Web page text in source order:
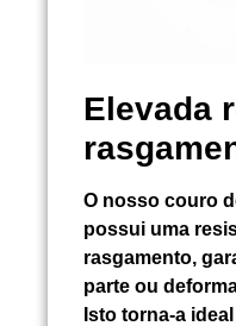
Elevada
O nosso couro
possui uma
rasgamento,
parte ou
Isto torna-a